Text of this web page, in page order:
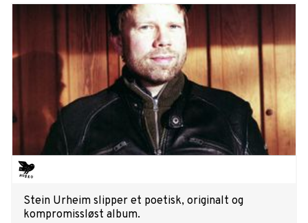
Stein Urheim slipper et poetisk, originalt og
kompromissløst album.